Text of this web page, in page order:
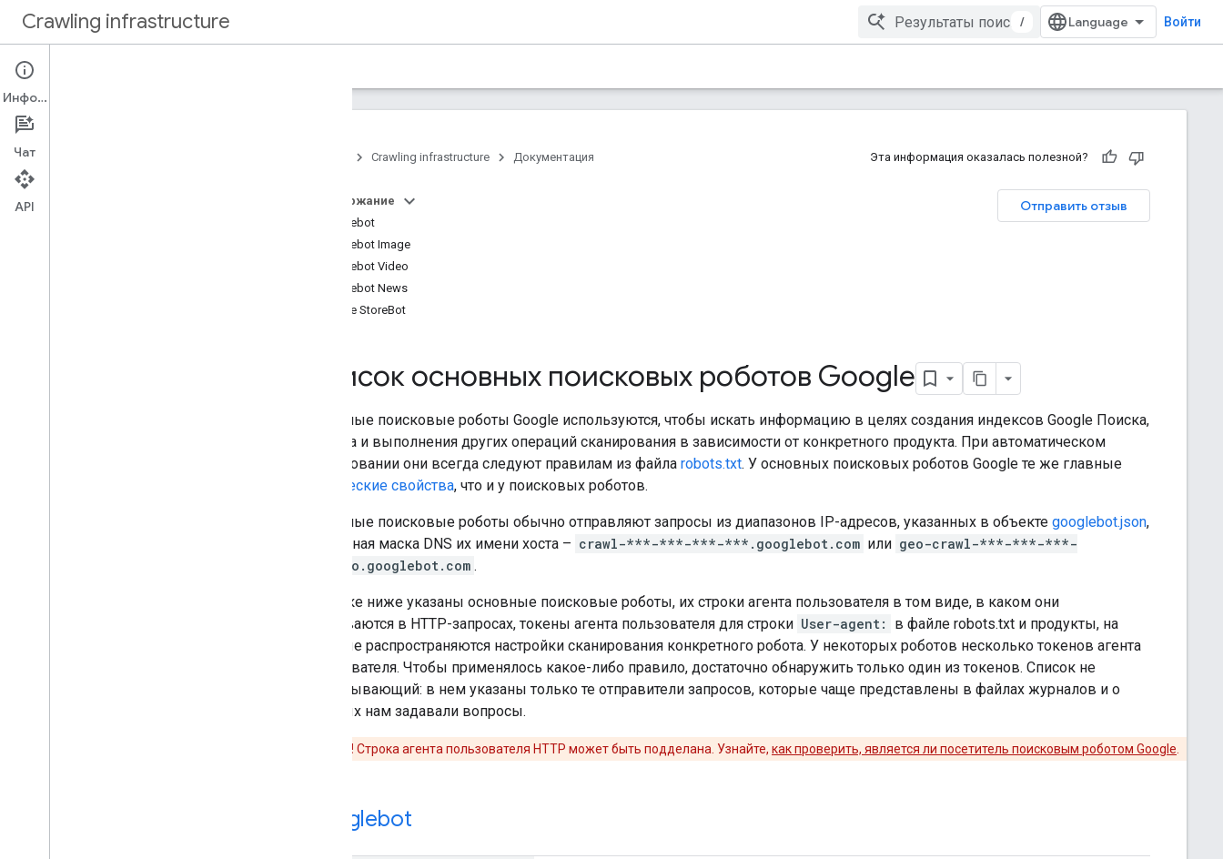
Crawling infrastructure / Войти
Обзор
роботами Google
Crawling infrastructure Документация Эта информация оказалась полезной?
Отправить отзыв
Содержание
Googlebot
Googlebot Image
Googlebot Video
Googlebot News
Google StoreBot
Список основных поисковых роботов Google
Основные поисковые роботы Google используются, чтобы искать информацию в целях создания индексов Google Поиска,
анализа и выполнения других операций сканирования в зависимости от конкретного продукта. При автоматическом
сканировании они всегда следуют правилам из файла robots.txt. У основных поисковых роботов Google те же главные
технические свойства, что и у поисковых роботов.
Основные поисковые роботы обычно отправляют запросы из диапазонов IP-адресов, указанных в объекте googlebot.json,
а обратная маска DNS их имени хоста – crawl-***-***-***-***.googlebot.com или geo-crawl-***-***-***-
***.geo.googlebot.com .
В списке ниже указаны основные поисковые роботы, их строки агента пользователя в том виде, в каком они
указываются в HTTP-запросах, токены агента пользователя для строки User-agent:
в файле robots.txt и продукты, на
которые распространяются настройки сканирования конкретного робота. У некоторых роботов несколько токенов агента
пользователя. Чтобы применялось какое-либо правило, достаточно обнаружить только один из токенов. Список не
исчерпывающий: в нем указаны только те отправители запросов, которые чаще представлены в файлах журналов и о
которых нам задавали вопросы.
Внимание! Строка агента пользователя HTTP может быть подделана. Узнайте, как проверить, является ли посетитель поисковым роботом Google
Googlebot
Информация
Чат
API